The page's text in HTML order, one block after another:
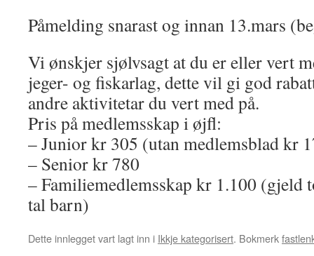
Påmelding snarast og innan 13.mars
Vi ønskjer sjølvsagt at du er eller vert
jeger- og fiskarlag, dette vil gi god
andre aktivitetar du vert med på.
Pris på medlemsskap i øjfl:
– Junior kr 305 (utan medlemsblad kr
– Senior kr 780
– Familiemedlemsskap kr 1.100 (gjeld
tal barn)
Dette innlegget vart lagt inn i Ikkje kategorisert. Bokmerk